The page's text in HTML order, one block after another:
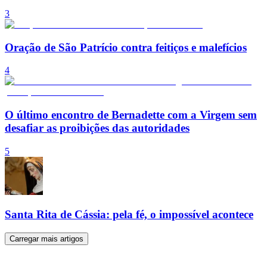
3
Oração de São Patrício contra feitiços e malefícios
4
O último encontro de Bernadette com a Virgem sem
desafiar as proibições das autoridades
5
Santa Rita de Cássia: pela fé, o impossível acontece
Carregar mais artigos